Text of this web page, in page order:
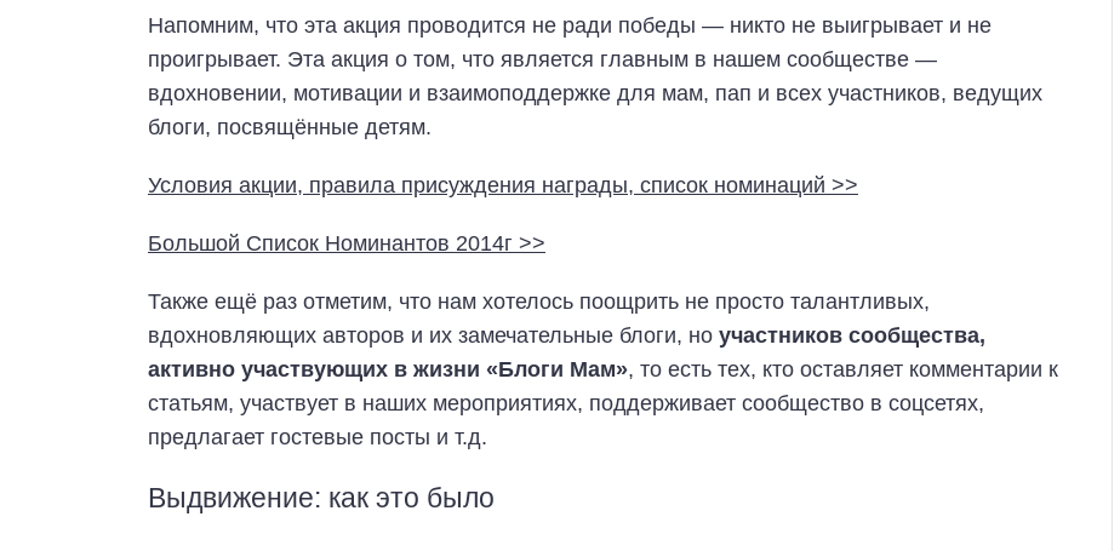
Напомним, что эта акция проводится не ради победы — никто не выигрывает и не
проигрывает. Эта акция о том, что является главным в нашем сообществе —
вдохновении, мотивации и взаимоподдержке для мам, пап и всех участников, ведущих
блоги, посвящённые детям.
Условия акции, правила присуждения награды, список номинаций >>
Большой Список Номинантов 2014г >>
Также ещё раз отметим, что нам хотелось поощрить не просто талантливых,
вдохновляющих авторов и их замечательные блоги, но участников сообщества,
активно участвующих в жизни «Блоги Мам», то есть тех, кто оставляет комментарии к
статьям, участвует в наших мероприятиях, поддерживает сообщество в соцсетях,
предлагает гостевые посты и т.д.
Выдвижение: как это было